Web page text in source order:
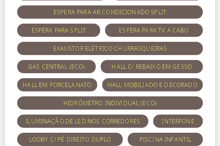
ESPERA PARA AR CONDICIONADO SPLIT
ESPERA PARA SPLIT ESPERA PARA TV A CABO
EXAUSTOR ELÉTRICO CHURRASQUEIRAS
GÁS CENTRAL (ECO) HALL C/ REBAIXO EM GESSO
HALL EM PORCELANATO HALL MOBILIADO E DECORADO
HIDRÔMETRO INDIVIDUAL (ECO)
ILUMINAÇÃO DE LED NOS CORREDORES INTERFONE
LOOBY C/ PÉ DIREITO DUPLO PISCINA INFANTIL